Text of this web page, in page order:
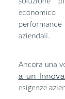
aziendali.
Ancora una
a un
esigenze